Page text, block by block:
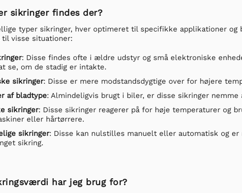
sikringer findes der?
typer sikringer, hver optimeret til specifikke applikationer
til visse situationer:
: Disse findes ofte i ældre udstyr og små elektroniske
se, om de stadig er intakte.
sikringer: Disse er mere modstandsdygtige over for højere
af bladtype: Almindeligvis brugt i biler, er disse sikringer
sikringer: Disse sikringer reagerer på for høje temperaturer og
eller hårtørrere.
sikringer: Disse kan nulstilles manuelt eller automatisk og
sikring.
har jeg brug for?